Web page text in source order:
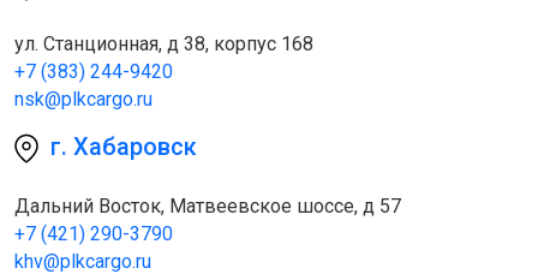
ул. Станционная, д 38, корпус 168
+7 (383) 244-9420
nsk@plkcargo.ru
г. Хабаровск
Дальний Восток, Матвеевское шоссе, д 57
+7 (421) 290-3790
khv@plkcargo.ru